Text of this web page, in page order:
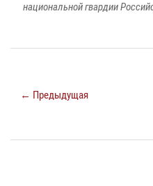
национальной гвардии
← Предыдущая